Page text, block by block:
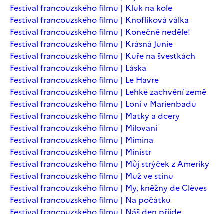
Festival francouzského filmu | Kluk na kole
Festival francouzského filmu | Knoflíková válka
Festival francouzského filmu | Konečně neděle!
Festival francouzského filmu | Krásná Junie
Festival francouzského filmu | Kuře na švestkách
Festival francouzského filmu | Láska
Festival francouzského filmu | Le Havre
Festival francouzského filmu | Lehké zachvění země
Festival francouzského filmu | Loni v Marienbadu
Festival francouzského filmu | Matky a dcery
Festival francouzského filmu | Milovaní
Festival francouzského filmu | Mimina
Festival francouzského filmu | Ministr
Festival francouzského filmu | Můj strýček z Ameriky
Festival francouzského filmu | Muž ve stínu
Festival francouzského filmu | My, kněžny de Clèves
Festival francouzského filmu | Na počátku
Festival francouzského filmu | Náš den přijde